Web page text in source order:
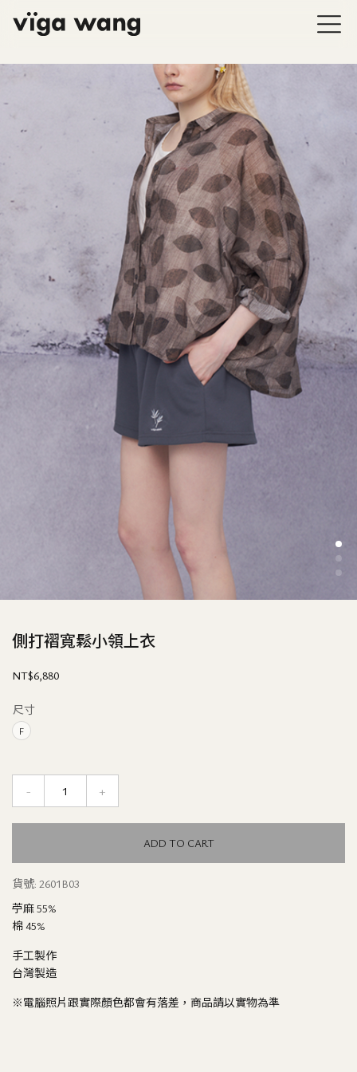
側打褶寬鬆小領上衣
NT$6,880
尺寸
F
Quantity
- +
ADD TO CART
貨號: 2601B03
苧麻 55%
棉 45%
手工製作
台灣製造
※電腦照片跟實際顏色都會有落差，商品請以實物為準